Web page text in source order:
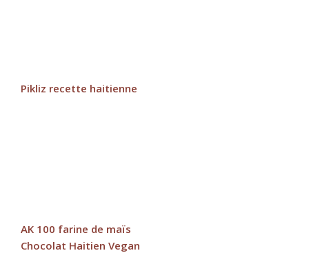
Pikliz recette haitienne
AK 100 farine de maïs
Chocolat Haitien Vegan